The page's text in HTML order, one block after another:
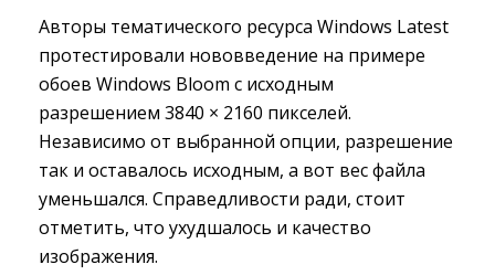
Авторы тематического ресурса Windows Latest
протестировали нововведение на примере
обоев Windows Bloom с исходным
разрешением 3840 × 2160 пикселей.
Независимо от выбранной опции, разрешение
так и оставалось исходным, а вот вес файла
уменьшался. Справедливости ради, стоит
отметить, что ухудшалось и качество
изображения.